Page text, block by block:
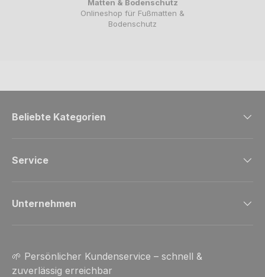
Matten & Bodenschutz
Onlineshop für Fußmatten &
Bodenschutz
Beliebte Kategorien
Service
Unternehmen
🌱 Persönlicher Kundenservice – schnell &
zuverlässig erreichbar